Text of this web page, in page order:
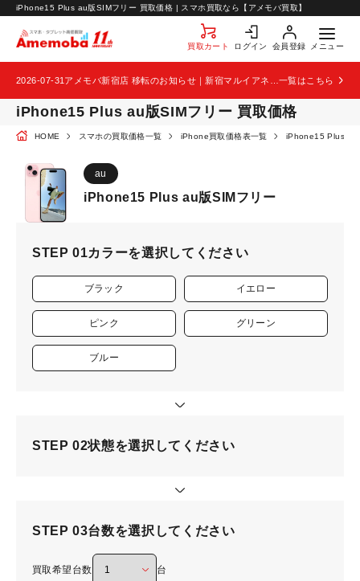
iPhone15 Plus au版SIMフリー 買取価格 | スマホ買取なら【アメモバ買取】
買取カート ログイン 会員登録 メニュー
お知らせ
お問い合わせ
2026-07-31 一覧はこちら
iPhone15 Plus au版SIMフリー 買取価格
HOME スマホの買取価格一覧 iPhone買取価格表一覧 iPhone15 Plus買
au
iPhone15 Plus au版SIMフリー
STEP 01カラーを選択してください
ブラック イエロー
ピンク グリーン
ブルー
STEP 02状態を選択してください
STEP 03台数を選択してください
買取希望台数 台